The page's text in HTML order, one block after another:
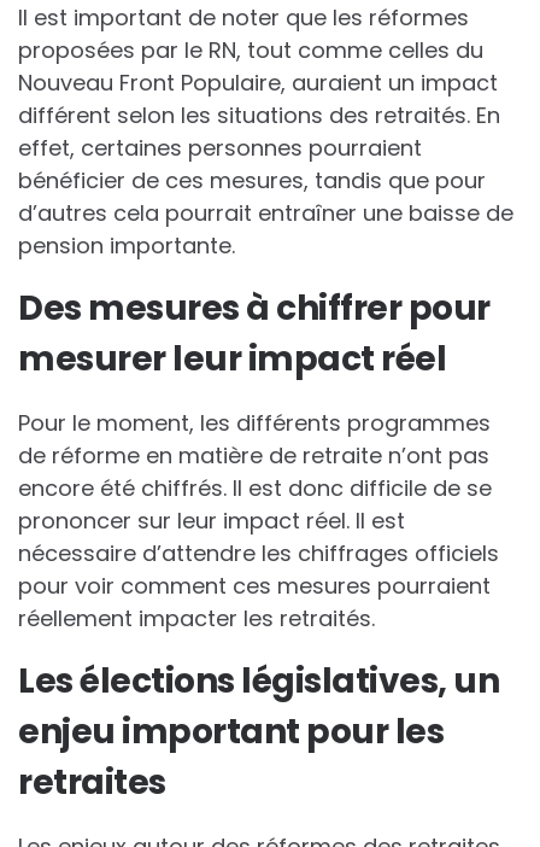
Il est important de noter que les réformes
proposées par le RN, tout comme celles du
Nouveau Front Populaire, auraient un impact
différent selon les situations des retraités. En
effet, certaines personnes pourraient
bénéficier de ces mesures, tandis que pour
d’autres cela pourrait entraîner une baisse de
pension importante.
Des mesures à chiffrer pour
mesurer leur impact réel
Pour le moment, les différents programmes
de réforme en matière de retraite n’ont pas
encore été chiffrés. Il est donc difficile de se
prononcer sur leur impact réel. Il est
nécessaire d’attendre les chiffrages officiels
pour voir comment ces mesures pourraient
réellement impacter les retraités.
Les élections législatives, un
enjeu important pour les
retraites